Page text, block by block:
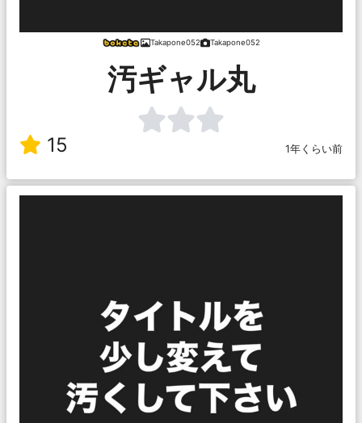
Takapone052 Takapone052
汚ギャル丸
15 1年くらい前